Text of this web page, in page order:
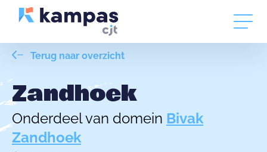
Terug naar overzicht
Zandhoek
Onderdeel van domein Bivak
Zandhoek